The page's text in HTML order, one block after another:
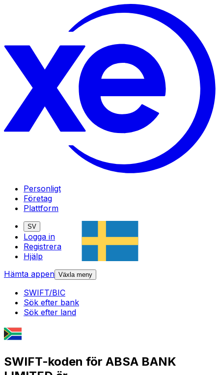
Personligt
Företag
Plattform
SV
Logga in
Registrera
Hjälp
Hämta appen Växla meny
SWIFT/BIC
Sök efter bank
Sök efter land
SWIFT-koden för ABSA BANK